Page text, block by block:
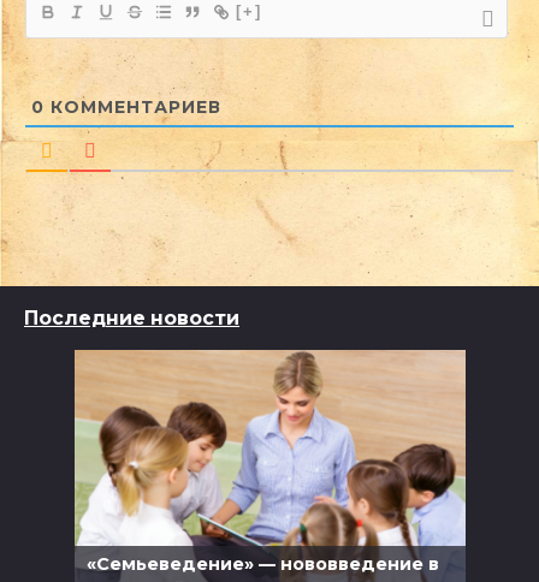
[+]
0 КОММЕНТАРИЕВ
Последние новости
«Семьеведение» — нововведение в